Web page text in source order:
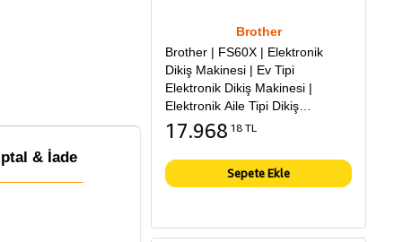
İptal & İade
Brother
Brother | FS60X | Elektronik
Dikiş Makinesi | Ev Tipi
Elektronik Dikiş Makinesi |
Elektronik Aile Tipi Dikiş
Makinesi
17.968 18 TL
Sepete Ekle